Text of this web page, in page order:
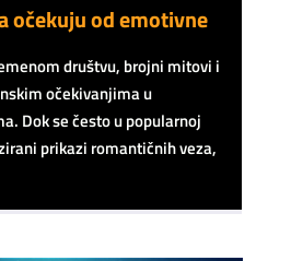
očekuju od emotivne
društvu, brojni mitovi i
očekivanjima u
Dok se često u popularnoj
prikazi romantičnih veza,